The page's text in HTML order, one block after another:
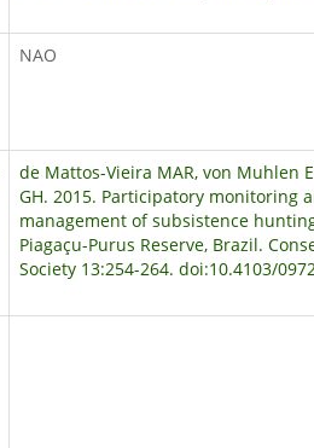
NAO
de Mattos-Vieira MAR, von Muhlen
GH. 2015. Participatory monitoring
management of subsistence
Piagaçu-Purus Reserve, Brazil.
Society 13:254-264. doi:10.4103/